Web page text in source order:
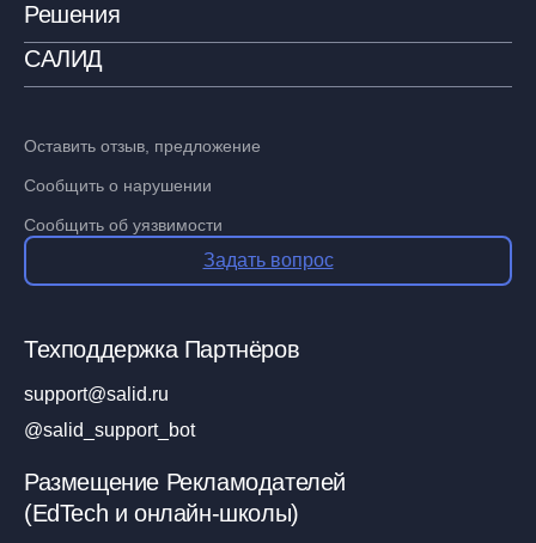
Решения
САЛИД
Оставить отзыв, предложение
Сообщить о нарушении
Сообщить об уязвимости
Задать вопрос
Техподдержка Партнёров
support@salid.ru
@salid_support_bot
Размещение Рекламодателей
(EdTech и онлайн-школы)